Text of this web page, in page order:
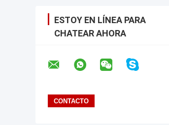
ESTOY EN LÍNEA PARA
CHATEAR AHORA